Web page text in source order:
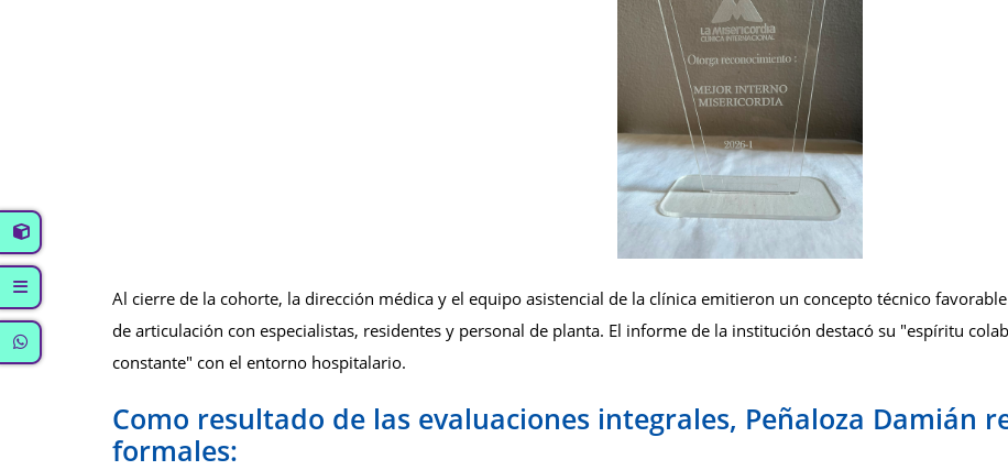
Al cierre de la cohorte, la dirección médica y el equipo asistencial de la clínica emitieron un concepto técnico
de articulación con especialistas, residentes y personal de planta. El informe de la institución destacó su "espíritu
constante" con el entorno hospitalario.
Como resultado de las evaluaciones integrales, Peñaloza Damián
formales: